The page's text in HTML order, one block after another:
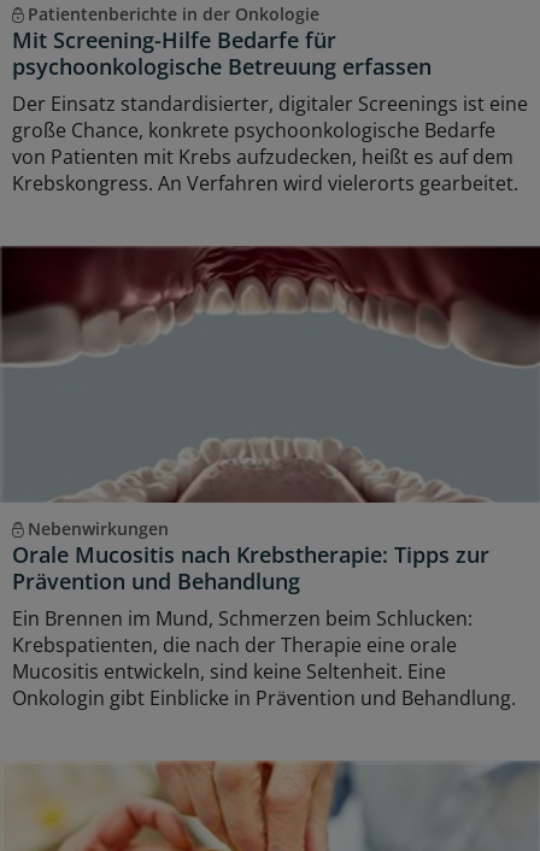
Patientenberichte in der Onkologie
Mit Screening-Hilfe Bedarfe für
psychoonkologische Betreuung erfassen
Der Einsatz standardisierter, digitaler Screenings ist eine
große Chance, konkrete psychoonkologische Bedarfe
von Patienten mit Krebs aufzudecken, heißt es auf dem
Krebskongress. An Verfahren wird vielerorts gearbeitet.
Nebenwirkungen
Orale Mucositis nach Krebstherapie: Tipps zur
Prävention und Behandlung
Ein Brennen im Mund, Schmerzen beim Schlucken:
Krebspatienten, die nach der Therapie eine orale
Mucositis entwickeln, sind keine Seltenheit. Eine
Onkologin gibt Einblicke in Prävention und Behandlung.